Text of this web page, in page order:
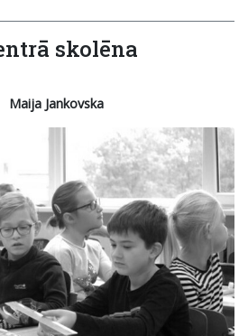
skolēna
Maija Jankovska